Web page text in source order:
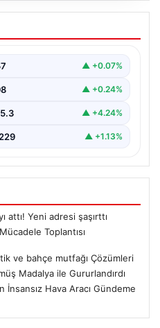
Mücadele
mücadele konularını ele
▲ +0.07%
▲ +0.24%
▲ +4.24%
▲ +1.13%
attı! Yeni adresi şaşırttı
Toplantısı
ve bahçe mutfağı Çözümleri
Madalya ile Gururlandırdı
İnsansız Hava Aracı Gündeme